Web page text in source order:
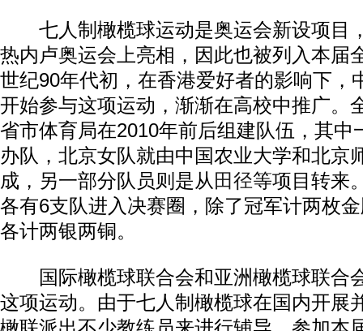
七人制橄榄球运动是奥运会新设项目
热内卢奥运会上亮相，因此也被列入本届
世纪90年代初，在香港爱好者的影响下，
开始参与这项运动，渐渐在高校中推广。
省市体育局在2010年前后组建队伍，其中
办队，北京女队就由中国农业大学和北京
成，另一部分队员则是从 田径等项目转来
各有6支队进入决赛圈，除了冠军计两枚
各计两银两铜。
国际橄榄球联合会和亚洲橄榄球联合
这项运动。由于七人制橄榄球在国内开展